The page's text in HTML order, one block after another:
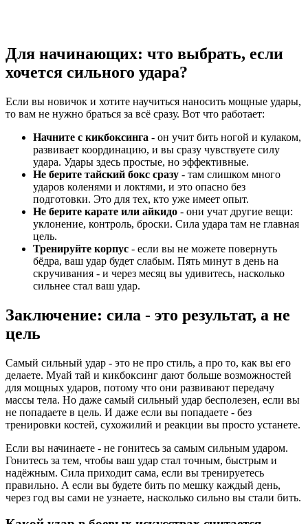
Для начинающих: что выбрать, если
хочется сильного удара?
Если вы новичок и хотите научиться наносить мощные удары,
то вам не нужно браться за всё сразу. Вот что работает:
Начните с кикбоксинга - он учит бить ногой и кулаком,
развивает координацию, и вы сразу чувствуете силу
удара. Удары здесь простые, но эффективные.
Не берите тайский бокс сразу - там слишком много
ударов коленями и локтями, и это опасно без
подготовки. Это для тех, кто уже имеет опыт.
Не берите карате или айкидо - они учат другие вещи:
уклонение, контроль, броски. Сила удара там не главная
цель.
Тренируйте корпус - если вы не можете повернуть
бёдра, ваш удар будет слабым. Пять минут в день на
скручивания - и через месяц вы удивитесь, насколько
сильнее стал ваш удар.
Заключение: сила - это результат, а не
цель
Самый сильный удар - это не про стиль, а про то, как вы его
делаете. Муай тай и кикбоксинг дают больше возможностей
для мощных ударов, потому что они развивают передачу
массы тела. Но даже самый сильный удар бесполезен, если вы
не попадаете в цель. И даже если вы попадаете - без
тренировки костей, сухожилий и реакции вы просто устанете.
Если вы начинаете - не гонитесь за самым сильным ударом.
Гонитесь за тем, чтобы ваш удар стал точным, быстрым и
надёжным. Сила приходит сама, если вы тренируетесь
правильно. А если вы будете бить по мешку каждый день,
через год вы сами не узнаете, насколько сильно вы стали бить.